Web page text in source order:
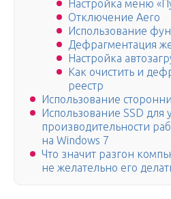
Настройка меню
Отключение Aero
Использование
Дефрагментация
Настройка
Как очистить и
реестр
Использование
Использование SSD для
производительности
на Windows 7
Что значит разгон
не желательно его